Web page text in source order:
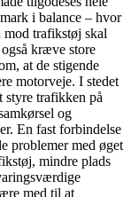
i balance – hvor
mod trafikstøj skal
kræve store
at de stigende
motorveje. I stedet
styre trafikken på
og
En fast forbindelse
problemer med øget
mindre plads
med til at